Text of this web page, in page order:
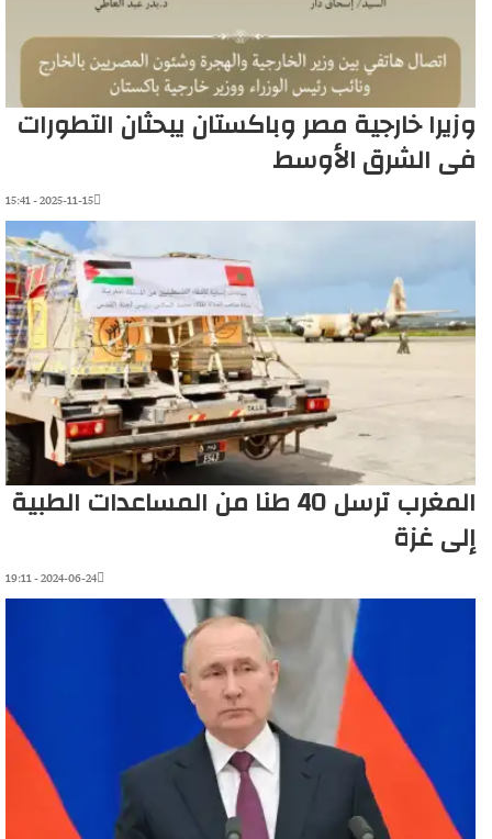
وزيرا خارجية مصر وباكستان يبحثان التطورات
فى الشرق الأوسط
2025-11-15 - 15:41
المغرب ترسل 40 طنا من المساعدات الطبية
إلى غزة
2024-06-24 - 19:11